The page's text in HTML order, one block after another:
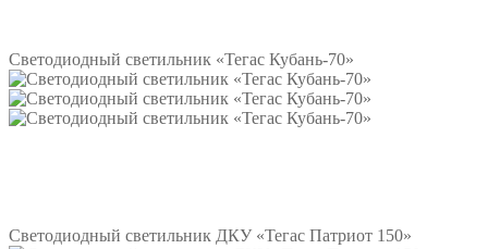
Светодиодный светильник «Тегас Кубань-70»
Светодиодный светильник ДКУ «Тегас Патриот 150»